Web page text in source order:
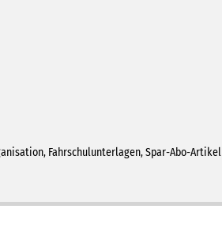
, Fahrschulunterlagen,Spar-Abo-Artikel